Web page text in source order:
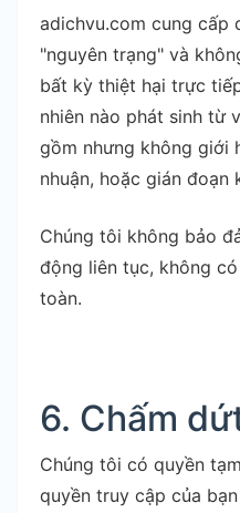
adichvu.com cung cấp
"nguyên trạng" và
bất kỳ thiệt hại trực
nhiên nào phát sinh từ
gồm nhưng không giới
nhuận, hoặc gián đoạn
Chúng tôi không bảo
động liên tục, không
toàn.
6. Chấm
Chúng tôi có quyền
quyền truy cập của